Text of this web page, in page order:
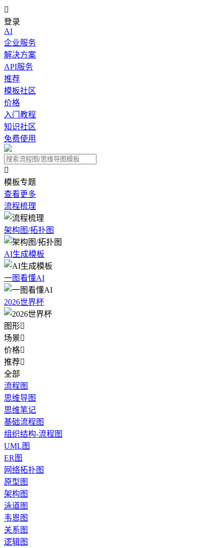

登录
AI
企业服务
解决方案
API服务
推荐
模板社区
价格
入门教程
知识社区
免费使用

模板专题
查看更多
流程梳理
架构图/拓扑图
AI生成模板
一图看懂AI
2026世界杯
图形
场景
价格
推荐
全部
流程图
思维导图
思维笔记
基础流程图
组织结构-流程图
UML图
ER图
网络拓扑图
原型图
架构图
泳道图
韦恩图
关系图
逻辑图